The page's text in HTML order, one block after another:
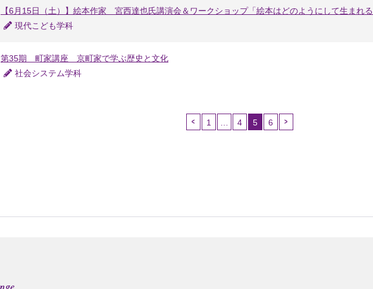
【6月15日（土）】絵本作家 宮西達也氏講演会＆ワークショップ「絵本はどのようにして生まれる
現代こども学科
第35期 町家講座 京町家で学ぶ歴史と文化
社会システム学科
1 4
5
6